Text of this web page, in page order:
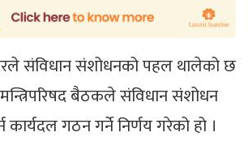
संविधान संशोधनको पहल थालेको छ
बैठकले संविधान संशोधन
कार्यदल गठन गर्ने निर्णय गरेको हो ।